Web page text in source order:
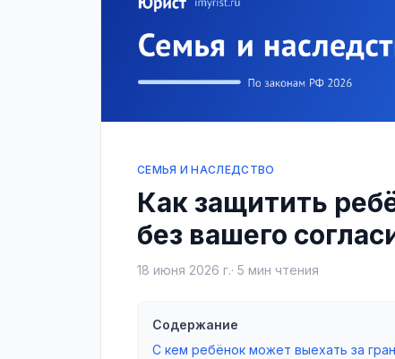
СЕМЬЯ И НАСЛЕДСТВО
Как защитить
без вашего
18 июня 2026 г.· 5 мин чтения
Содержание
С кем ребёнок может выехать за